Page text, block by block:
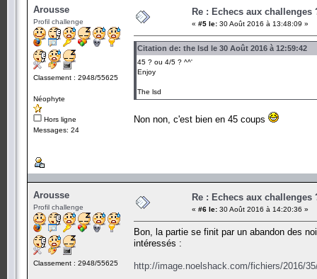
Arousse
Profil challenge
Classement : 2948/55625
Néophyte
Hors ligne
Messages: 24
Re : Echecs aux challenges
« #5 le: 30 Août 2016 à 13:48:09 »
Citation de: the lsd le 30 Août 2016 à 12:59:42
45 ? ou 4/5 ? ^^'
Enjoy
The lsd
Non non, c'est bien en 45 coups
Arousse
Profil challenge
Classement : 2948/55625
Re : Echecs aux challenges
« #6 le: 30 Août 2016 à 14:20:36 »
Bon, la partie se finit par un abandon des
intéressés :
http://image.noelshack.com/fichiers/2016/